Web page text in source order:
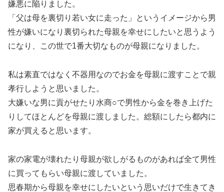
嫌悪に陥りました。
「父は母を裏切り若い女に走った」というイメージから男
性が嫌いになり裏切られた母親を幸せにしたいと思うよう
になり、この世で1番大切なものが母親になりました。
私は素直ではなく不器用なのでお金を母親に渡すことで親
孝行しようと思いました。
大嫌いな男に貢がせたり水商○で男性から金を巻き上げた
りしてほとんどを母親に渡しました。総額にしたら都内に
家が買えると思います。
家の家電が壊れたり母親が欲しがるものがあれば全て男性
に買ってもらい母親に渡していました。
思春期から母親を幸せにしたいという思いだけで生きてき